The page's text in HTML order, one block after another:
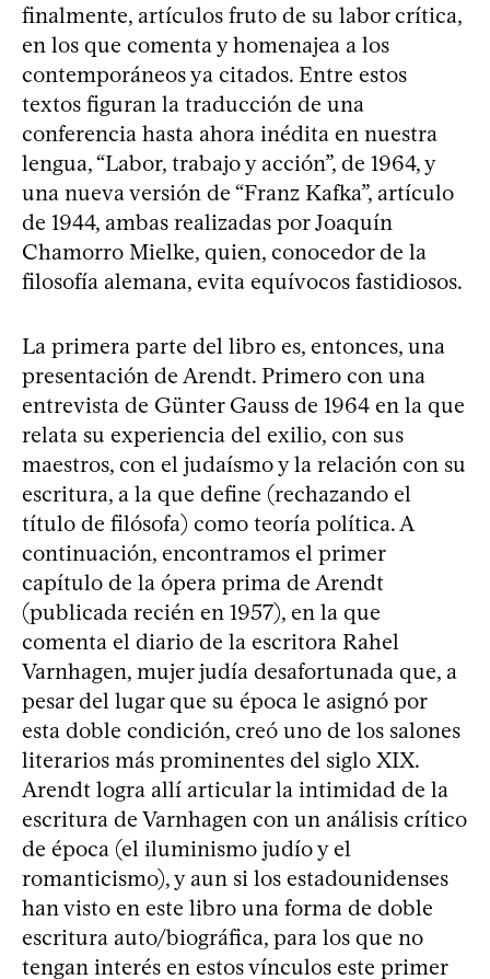
finalmente, artículos fruto de su labor crítica,
en los que comenta y homenajea a los
contemporáneos ya citados. Entre estos
textos figuran la traducción de una
conferencia hasta ahora inédita en nuestra
lengua, “Labor, trabajo y acción”, de 1964, y
una nueva versión de “Franz Kafka”, artículo
de 1944, ambas realizadas por Joaquín
Chamorro Mielke, quien, conocedor de la
filosofía alemana, evita equívocos fastidiosos.
La primera parte del libro es, entonces, una
presentación de Arendt. Primero con una
entrevista de Günter Gauss de 1964 en la que
relata su experiencia del exilio, con sus
maestros, con el judaísmo y la relación con su
escritura, a la que define (rechazando el
título de filósofa) como teoría política. A
continuación, encontramos el primer
capítulo de la ópera prima de Arendt
(publicada recién en 1957), en la que
comenta el diario de la escritora Rahel
Varnhagen, mujer judía desafortunada que, a
pesar del lugar que su época le asignó por
esta doble condición, creó uno de los salones
literarios más prominentes del siglo XIX.
Arendt logra allí articular la intimidad de la
escritura de Varnhagen con un análisis crítico
de época (el iluminismo judío y el
romanticismo), y aun si los estadounidenses
han visto en este libro una forma de doble
escritura auto/biográfica, para los que no
tengan interés en estos vínculos este primer